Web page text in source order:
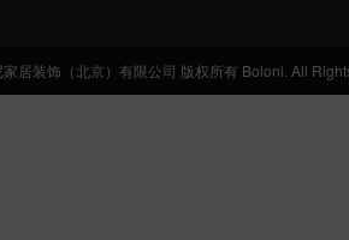
居装饰（北京）有限公司 版权所有 Boloni. All